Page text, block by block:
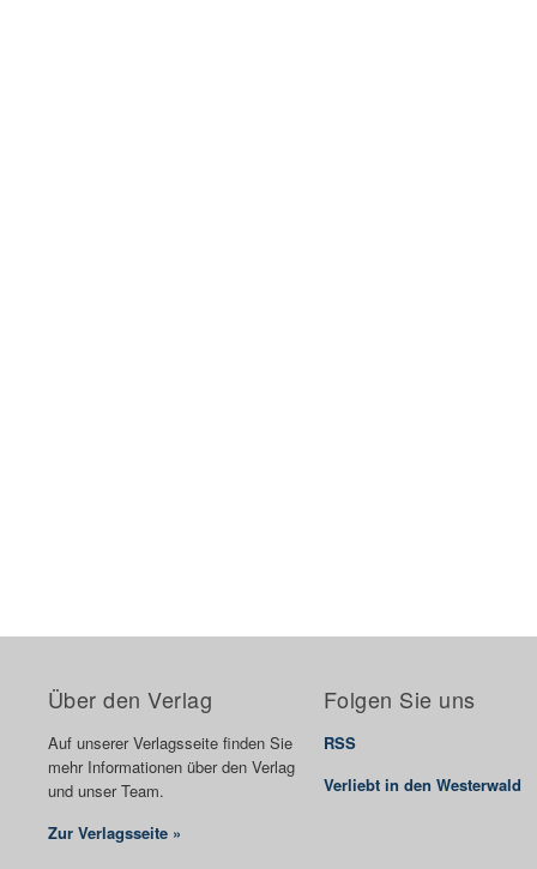
Über den Verlag
Auf unserer Verlagsseite finden Sie
mehr Informationen über den Verlag
und unser Team.
Zur Verlagsseite »
Folgen Sie uns
RSS
Verliebt in den Westerwald